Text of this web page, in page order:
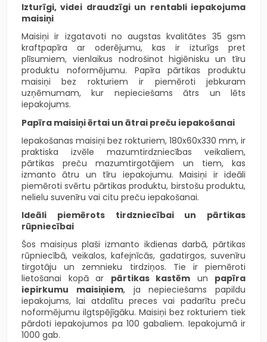
Izturīgi, videi draudzīgi un rentabli iepakojuma
maisiņi
Maisiņi ir izgatavoti no augstas kvalitātes 35 gsm
kraftpapīra ar oderējumu, kas ir izturīgs pret
plīsumiem, vienlaikus nodrošinot higiēnisku un tīru
produktu noformējumu. Papīra pārtikas produktu
maisiņi bez rokturiem ir piemēroti jebkuram
uzņēmumam, kur nepieciešams ātrs un lēts
iepakojums.
Papīra maisiņi ērtai un ātrai preču iepakošanai
Iepakošanas maisiņi bez rokturiem, 180x60x330 mm, ir
praktiska izvēle mazumtirdzniecības veikaliem,
pārtikas preču mazumtirgotājiem un tiem, kas
izmanto ātru un tīru iepakojumu. Maisiņi ir ideāli
piemēroti svērtu pārtikas produktu, birstošu produktu,
nelielu suvenīru vai citu preču iepakošanai.
Ideāli piemērots tirdzniecībai un pārtikas
rūpniecībai
Šos maisiņus plaši izmanto ikdienas darbā, pārtikas
rūpniecībā, veikalos, kafejnīcās, gadatirgos, suvenīru
tirgotāju un zemnieku tirdziņos. Tie ir piemēroti
lietošanai kopā ar pārtikas kastēm un papīra
iepirkumu maisiņiem, ja nepieciešams papildu
iepakojums, lai atdalītu preces vai padarītu preču
noformējumu ilgtspējīgāku. Maisiņi bez rokturiem tiek
pārdoti iepakojumos pa 100 gabaliem. Iepakojumā ir
1000 gab.